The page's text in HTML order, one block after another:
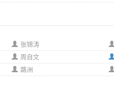
张锦涛
周自文
路洲